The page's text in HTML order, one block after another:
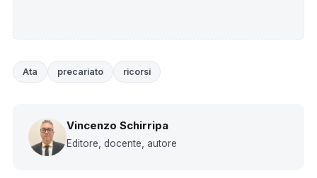
Ata precariato ricorsi
Vincenzo Schirripa
Editore, docente, autore